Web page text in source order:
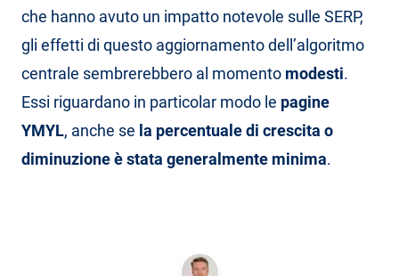
che hanno avuto un impatto notevole sulle SERP,
gli effetti di questo aggiornamento dell’algoritmo
centrale sembrerebbero al momento modesti.
Essi riguardano in particolar modo le pagine
YMYL, anche se la percentuale di crescita o
diminuzione è stata generalmente minima.